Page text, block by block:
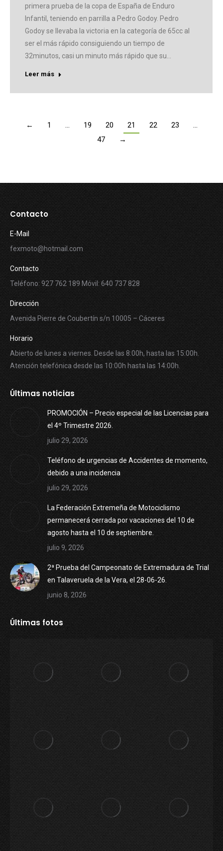
primera prueba de la copa de España de Enduro
Infantil, teniendo en parrilla a Pedro Godoy. Pedro
Godoy se llevaba la victoria en la categoría de 65cc al
ser el más rápido consiguiendo un tiempo de
32minutos, casi un minuto más rápido que su…
Leer más
← 1 … 19 20 21 22 23
…
47
→
Contacto
E-Mail
fexmoto@hotmail.com
Contacto
Teléfono: 927 762 189 Móvil: 640 737 828
Dirección
Avenida Pierre de Coubertín s/n 10005 – Cáceres
Horario
Abierto de lunes a viernes. Desde las 8:00h, hasta las 15:00h.
Atención telefónica desde las 10:00h hasta las 14:00h.
Últimas noticias
PROMOCIÓN – Precio especial de las Licencias para
el 4º Trimestre 2026.
julio 29, 2026
Teléfono de urgencias de Accidentes de momento,
debido a una incidencia
julio 29, 2026
La Federación Extremeña de Motociclismo
permanecerá cerrada por vacaciones del 10 de
agosto hasta el 10 de septiembre.
julio 9, 2026
2ª Prueba del Campeonato de Extremadura de Trial
en Talaveruela de la Vera, el 28-06-26.
junio 8, 2026
Últimas fotos